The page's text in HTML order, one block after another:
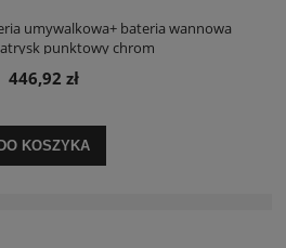
umywalkowa+ bateria wannowa
punktowy chrom
446,92 zł
DO KOSZYKA